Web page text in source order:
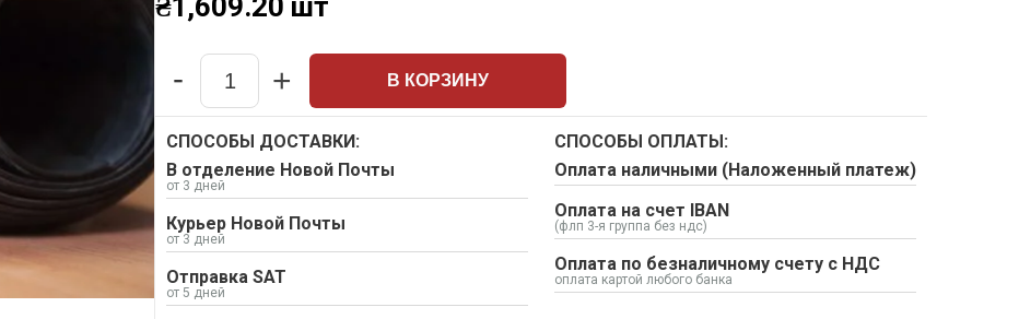
₴1,609.20 шт
Quantity
- + В КОРЗИНУ
СПОСОБЫ ДОСТАВКИ:
В отделение Новой Почты
от 3 дней
Курьер Новой Почты
от 3 дней
Отправка SAT
от 5 дней
СПОСОБЫ ОПЛАТЫ:
Оплата наличными (Наложенный платеж)
Оплата на счет IBAN
(флп 3-я группа без ндс)
Оплата по безналичному счету с НДС
оплата картой любого банка